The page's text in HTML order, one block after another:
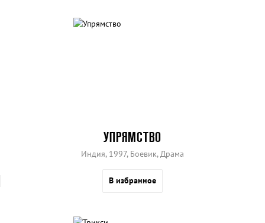
УПРЯМСТВО
Индия, 1997, Боевик, Драма
В избранное